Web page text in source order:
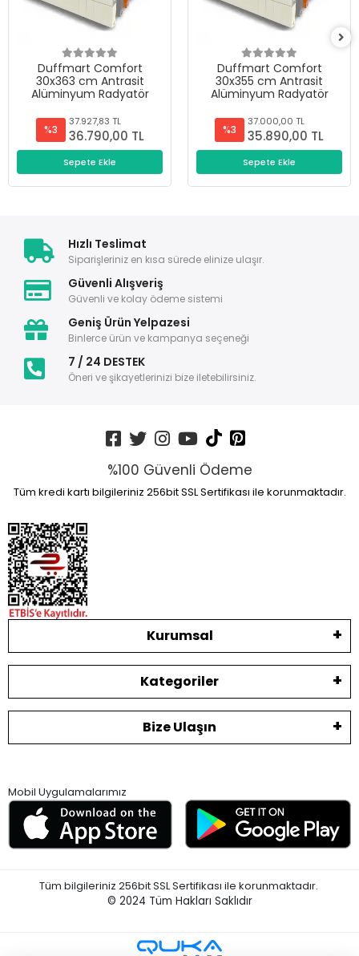
Duffmart Comfort
30x363 cm Antrasit
Alüminyum Radyatör
%3
37.927,83 TL
36.790,00 TL
Sepete Ekle
Duffmart Comfort
30x355 cm Antrasit
Alüminyum Radyatör
%3
37.000,00 TL
35.890,00 TL
Sepete Ekle
Hızlı Teslimat
Siparişleriniz en kısa sürede elinize ulaşır.
Güvenli Alışveriş
Güvenli ve kolay ödeme sistemi
Geniş Ürün Yelpazesi
Binlerce ürün ve kampanya seçeneği
7 / 24 DESTEK
Öneri ve şikayetlerinizi bize iletebilirsiniz.
%100 Güvenli Ödeme
Tüm kredi kartı bilgileriniz 256bit SSL Sertifikası ile korunmaktadır.
Kurumsal
Kategoriler
Bize Ulaşın
Mobil Uygulamalarımız
Tüm bilgileriniz 256bit SSL Sertifikası ile korunmaktadır.
© 2024 Tüm Hakları Saklıdır